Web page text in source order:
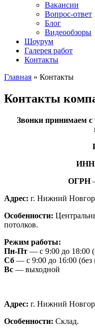
Вакансии
Вопрос-ответ
Блог
Видеообзоры
Шоурум
Галерея работ
Контакты
Главная » Контакты
Контакты
Звонки принимаем с
ИНН
ОГРН
Адрес: г. Нижний
Особенности:
потолков.
Режим работы:
Пн-Пт — с 9:00 до 18:00
Сб — с 9:00 до 16:00 (без
Вс — выходной
Адрес: г. Нижний
Особенности: Склад.